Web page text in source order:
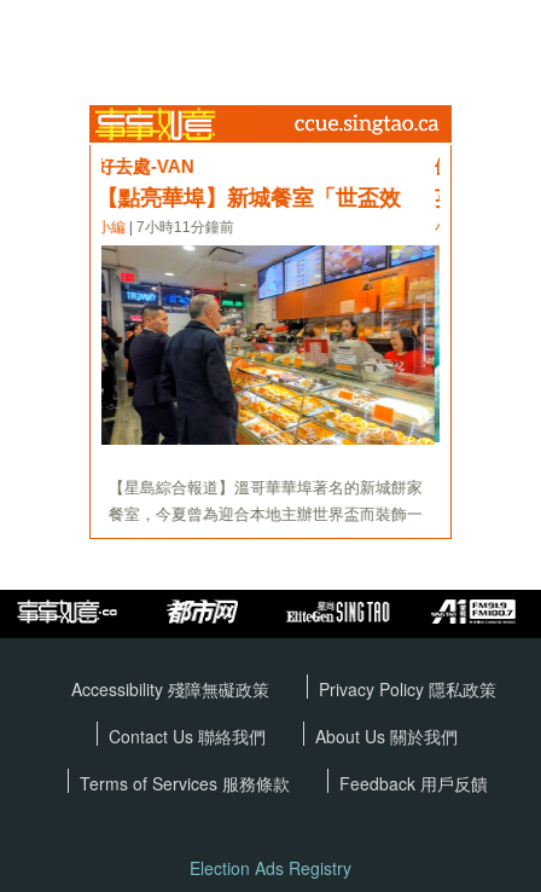
Accessibility 殘障無礙政策 Privacy Policy 隱私政策
Contact Us 聯絡我們
About Us 關於我們
Terms of Services 服務條款 Feedback 用戶反饋
Election Ads Registry